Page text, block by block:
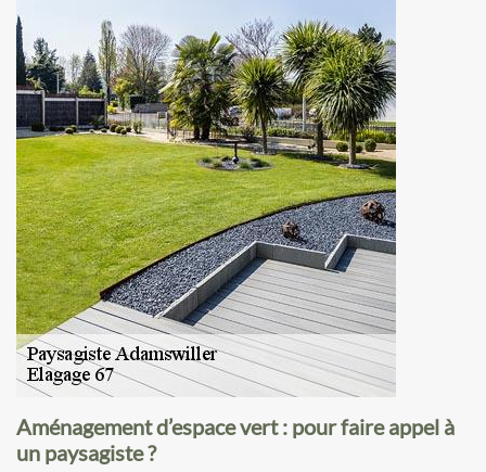
Aménagement d’espace vert : pour faire appel à
un paysagiste ?